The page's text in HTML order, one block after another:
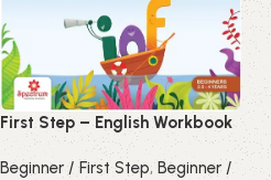
First Step – English Workbook
Beginner / First Step,Beginner /